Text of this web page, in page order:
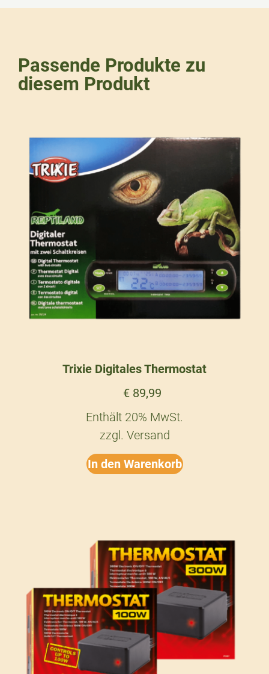
Passende Produkte zu
diesem Produkt
Trixie Digitales Thermostat
€89,99
Enthält 20% MwSt.
zzgl. Versand
In den Warenkorb